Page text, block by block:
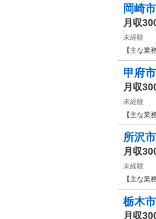
岡崎
月収
未経験
【主な業
甲府
月収
未経験
【主な業
所沢
月収
未経験
【主な業
栃木
月収